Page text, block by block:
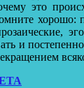
это
хорошо:
и